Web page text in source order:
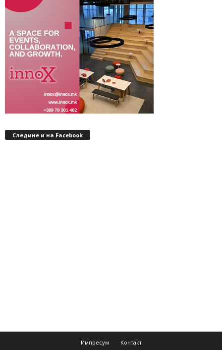
Следине и на Facebook
Импресум Контакт